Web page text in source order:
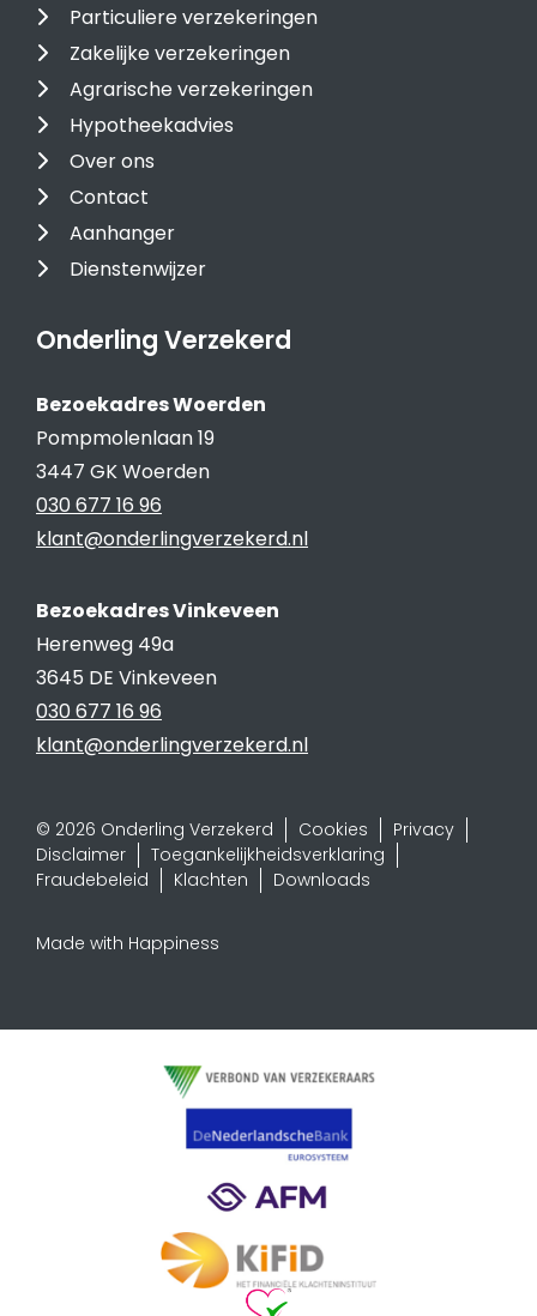
Particuliere verzekeringen
Zakelijke verzekeringen
Agrarische verzekeringen
Hypotheekadvies
Over ons
Contact
Aanhanger
Dienstenwijzer
Onderling Verzekerd
Bezoekadres Woerden
Pompmolenlaan 19
3447 GK Woerden
030 677 16 96
klant@onderlingverzekerd.nl
Bezoekadres Vinkeveen
Herenweg 49a
3645 DE Vinkeveen
030 677 16 96
klant@onderlingverzekerd.nl
© 2026 Onderling Verzekerd Cookies
Privacy
Disclaimer
Toegankelijkheidsverklaring
Fraudebeleid
Klachten Downloads
Made with Happiness